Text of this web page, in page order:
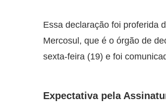
Essa declaração foi proferida
Mercosul, que é o órgão de
sexta-feira (19) e foi
Expectativa pela